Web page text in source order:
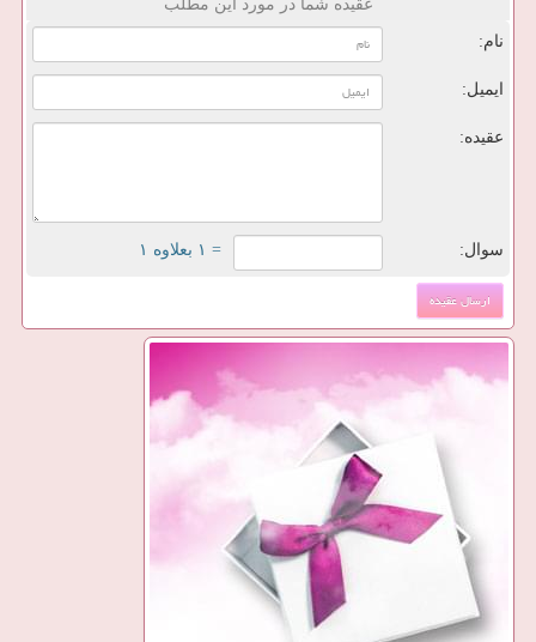
عقیده شما در مورد این مطلب
نام:
ایمیل:
عقیده:
سوال: = ۱ بعلاوه ۱